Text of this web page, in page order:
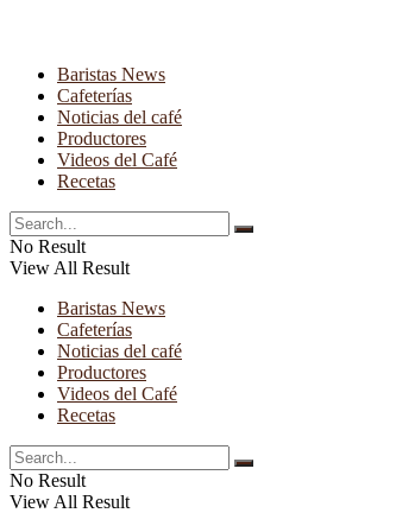
Baristas News
Cafeterías
Noticias del café
Productores
Videos del Café
Recetas
No Result
View All Result
Baristas News
Cafeterías
Noticias del café
Productores
Videos del Café
Recetas
No Result
View All Result